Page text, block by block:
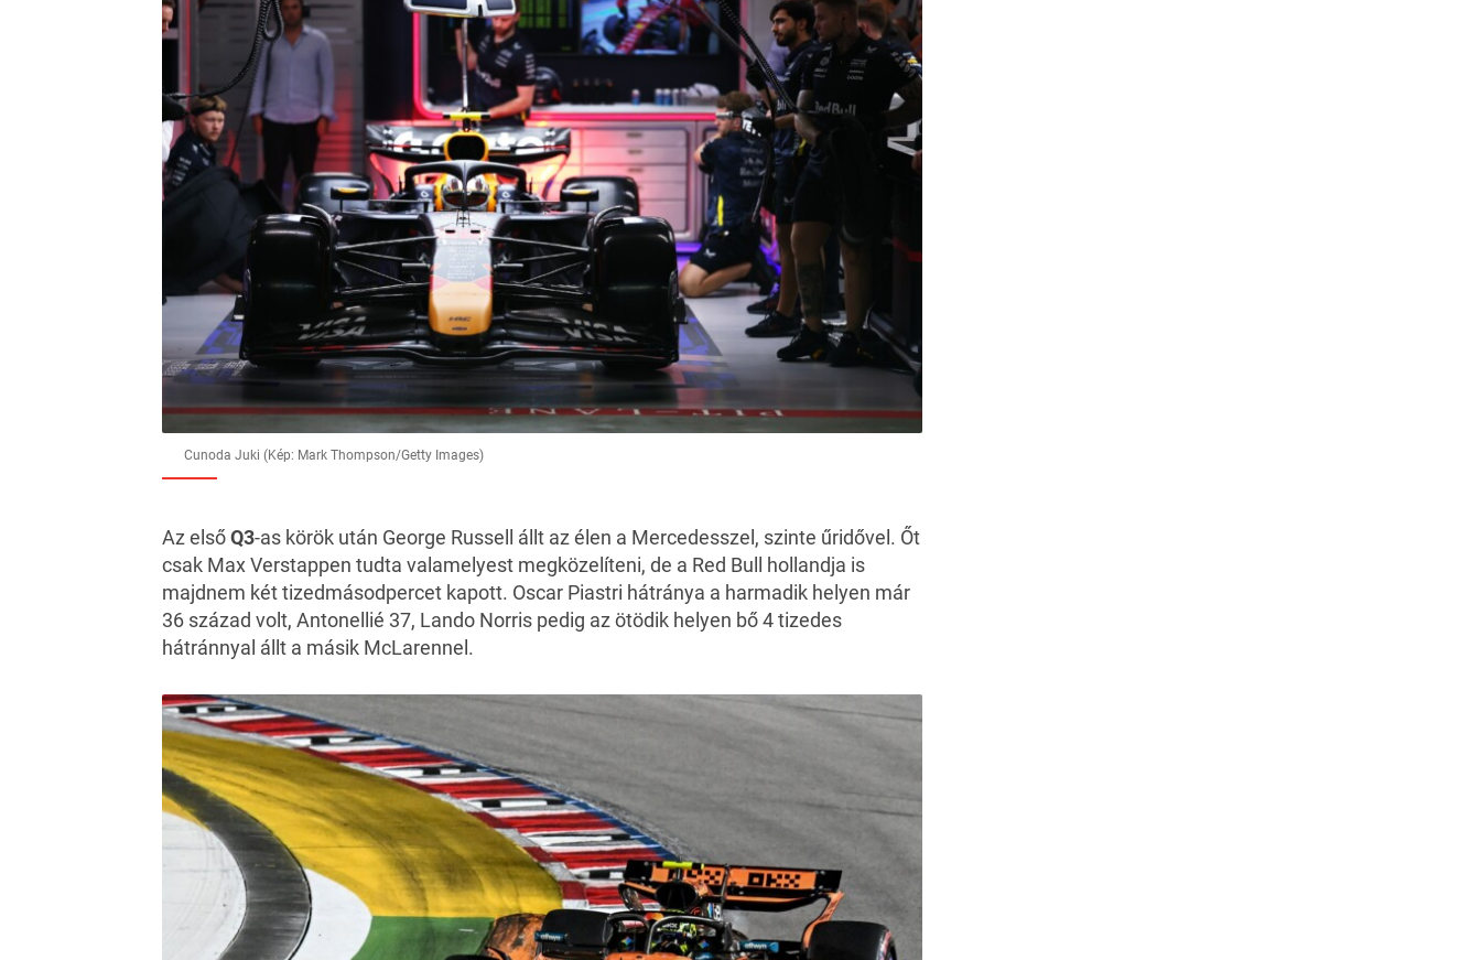
Cunoda Juki (Kép: Mark Thompson/Getty Images)
Az elsőQ3-as körök után George Russell állt az élen a Mercedesszel, szinte űridővel. Őt
csak Max Verstappen tudta valamelyest megközelíteni, de a Red Bull hollandja is
majdnem két tizedmásodpercet kapott. Oscar Piastri hátránya a harmadik helyen már
36 század volt, Antonellié 37, Lando Norris pedig az ötödik helyen bő 4 tizedes
hátránnyal állt a másik McLarennel.